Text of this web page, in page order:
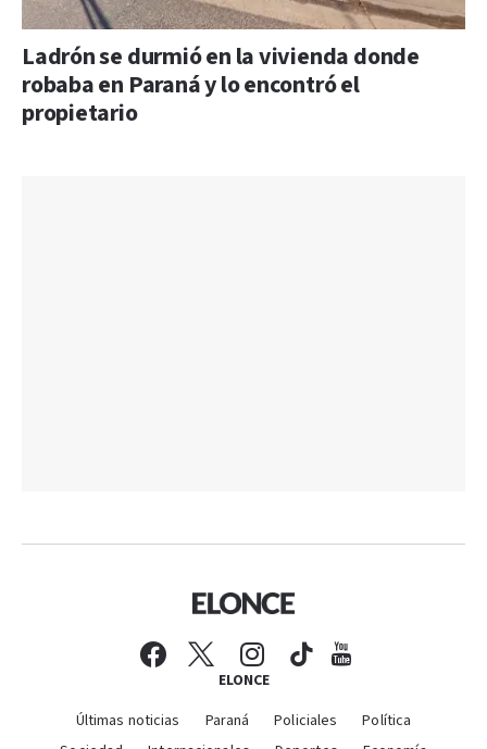
Ladrón se durmió en la vivienda donde
robaba en Paraná y lo encontró el
propietario
ELONCE
Últimas noticias Paraná Policiales
Política